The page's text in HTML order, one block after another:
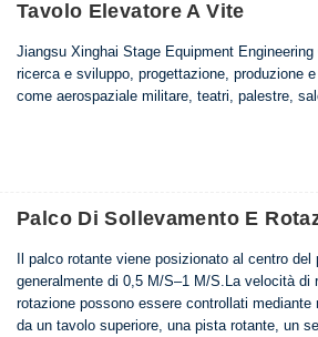
Tavolo Elevatore A Vite
Jiangsu Xinghai Stage Equipment
ricerca e sviluppo, progettazione, produzione
come aerospaziale militare, teatri, palestre,
Palco Di Sollevamento E
Il palco rotante viene posizionato al centro
generalmente di 0,5 M/S–1 M/S.La velocità
rotazione possono essere controllati
da un tavolo superiore, una pista rotante, un